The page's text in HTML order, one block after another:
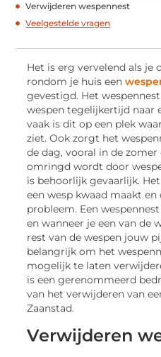
Verwijderen wespennest
Veelgestelde vragen
Het is erg vervelend als je
rondom je huis een
gevestigd. Het
wespen tegelijkertijd naar
vaak is dit op een plek
ziet. Ook zorgt het
de dag, vooral in de
omringd wordt door
is behoorlijk gevaarlijk.
een wesp kwaad maakt
probleem. Een
en wanneer je een van de
rest van de wespen jouw
belangrijk om het
mogelijk te laten
is een gerenommeerd
van het verwijderen van
Zaanstad.
Verwijderen